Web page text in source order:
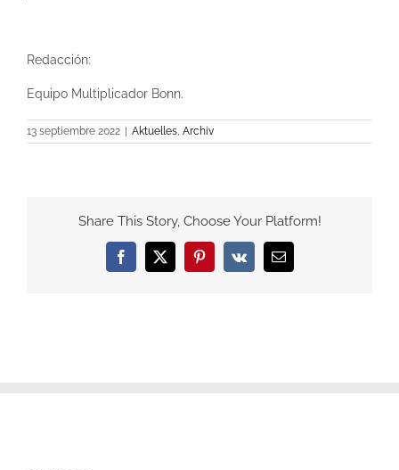
Redacción:
Equipo Multiplicador Bonn.
13 septiembre 2022 | Aktuelles, Archiv
Share This Story, Choose Your Platform!
Facebook
X Pinterest
Vk Email